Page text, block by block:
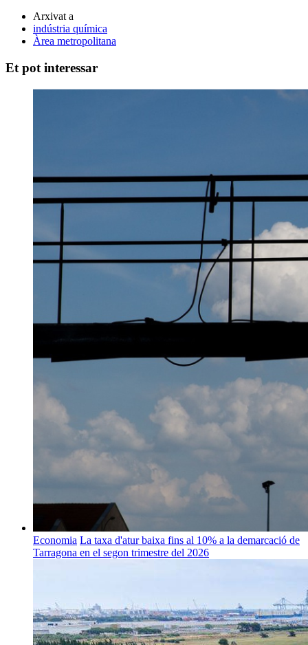
Arxivat a
indústria química
Àrea metropolitana
Et pot interessar
Economia La taxa d'atur baixa fins al 10% a la demarcació de
Tarragona en el segon trimestre del 2026